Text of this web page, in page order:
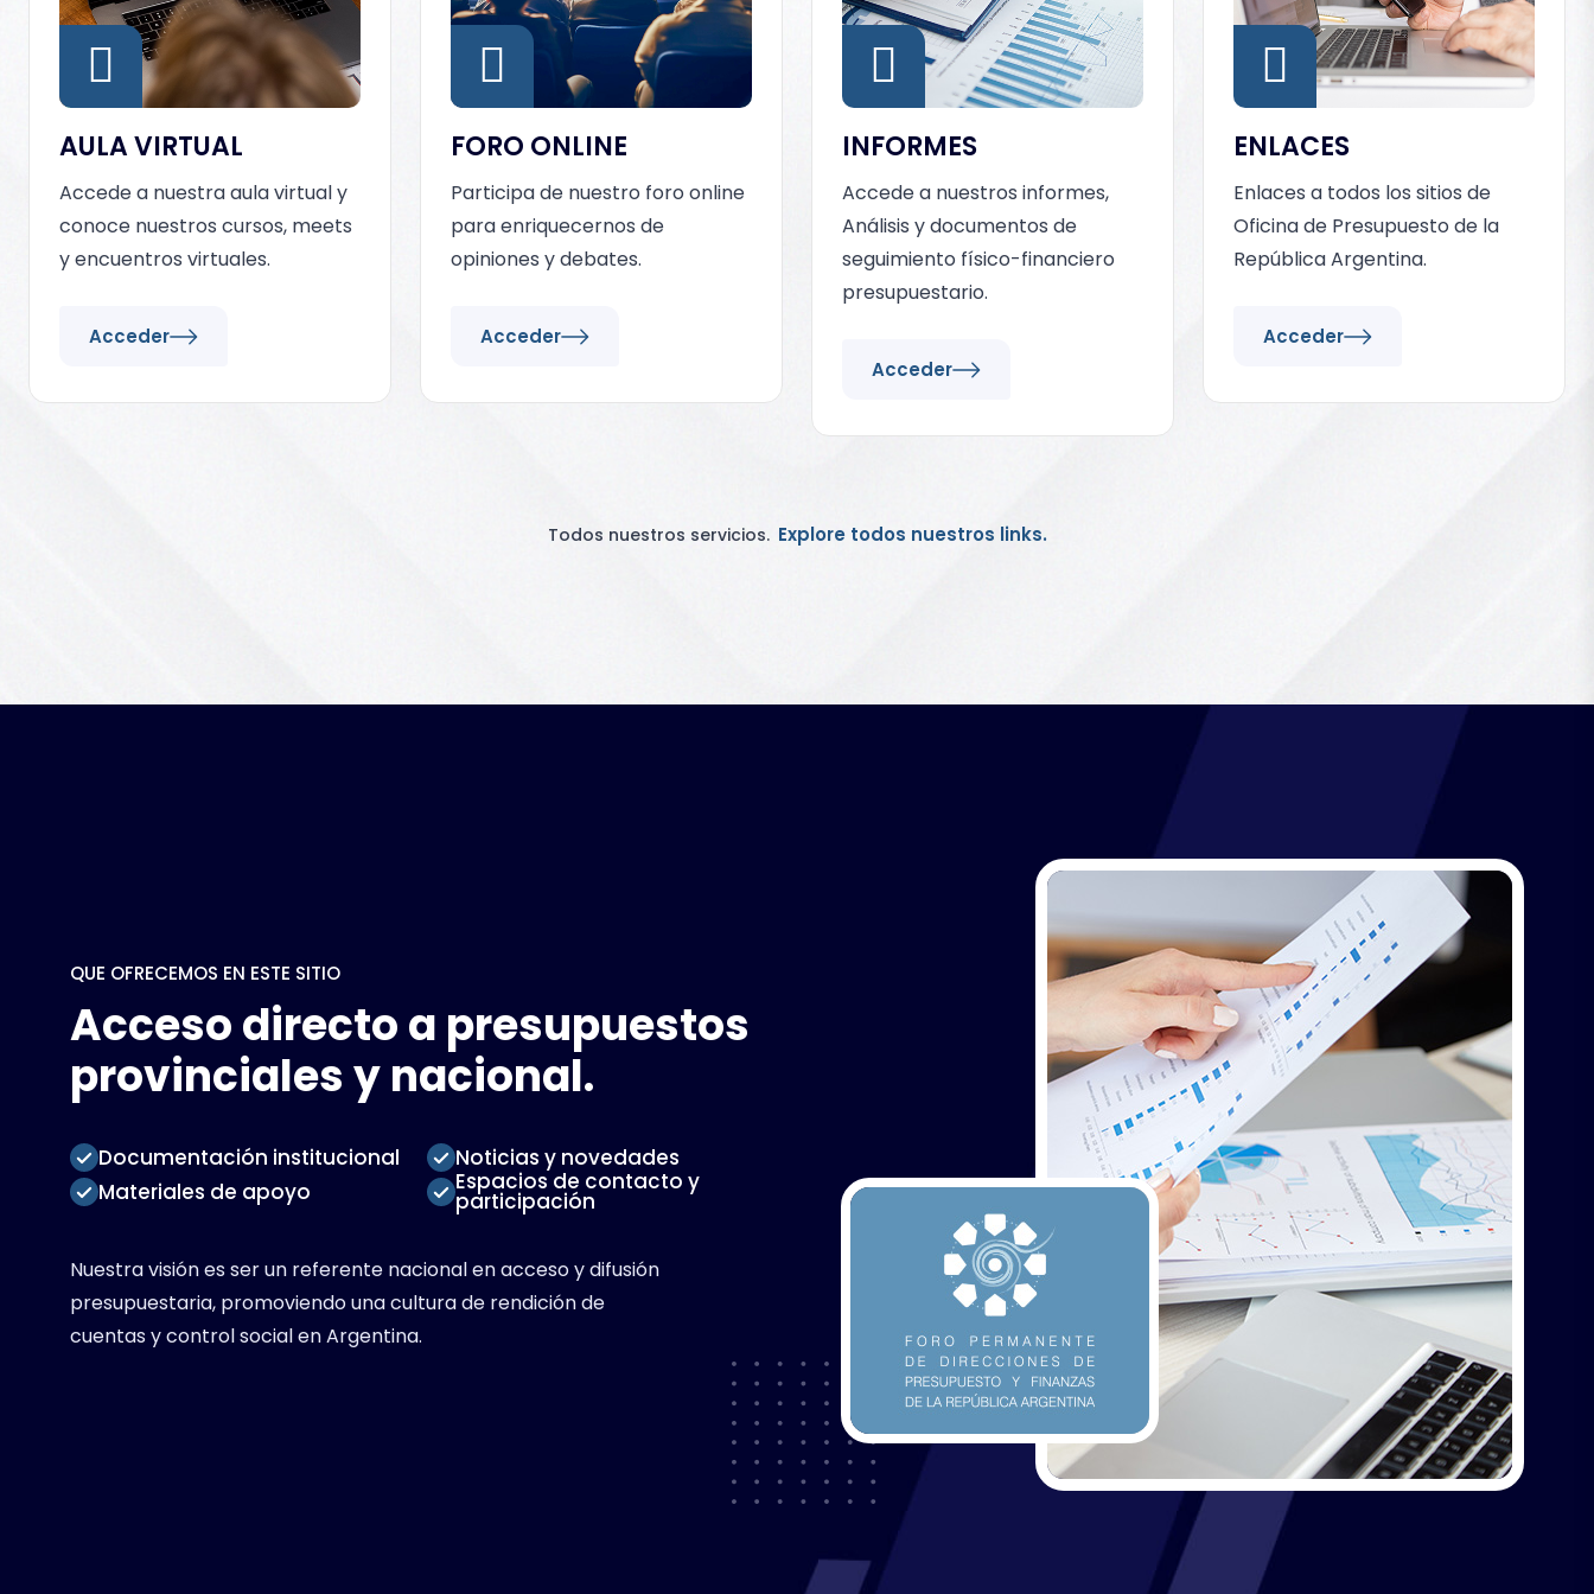
AULA VIRTUAL
Accede a nuestra aula virtual y
conoce nuestros cursos, meets
y encuentros virtuales.
Acceder
FORO ONLINE
Participa de nuestro foro online
para enriquecernos de
opiniones y debates.
Acceder
INFORMES
Accede a nuestros informes,
Análisis y documentos de
seguimiento físico-financiero
presupuestario.
Acceder
ENLACES
Enlaces a todos los sitios de
Oficina de Presupuesto de la
República Argentina.
Acceder
Todos nuestros servicios. Explore todos nuestros links.
QUE OFRECEMOS EN ESTE SITIO
Acceso directo a presupuestos
provinciales y nacional.
Documentación institucional
Noticias y novedades
Materiales de apoyo
Espacios de contacto y
participación
Nuestra visión es ser un referente nacional en acceso y difusión
presupuestaria, promoviendo una cultura de rendición de
cuentas y control social en Argentina.